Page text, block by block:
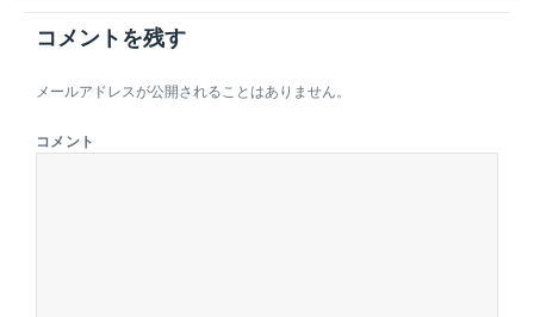
コメントを残す
メールアドレスが公開されることはありません。
コメント